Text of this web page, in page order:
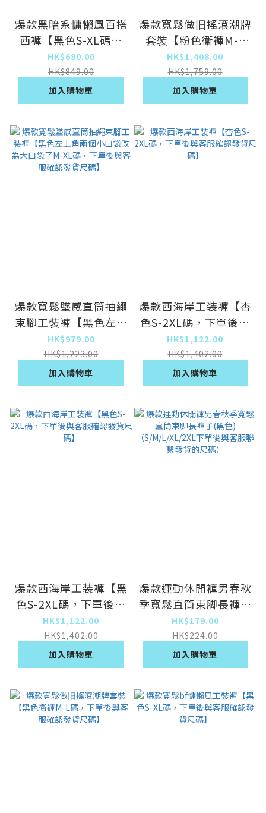
爆款黑暗系慵懶風百搭
西褲【黑色S-XL碼，
下單後與客服確認發貨
尺碼】
HK$680.00
HK$849.00
加入購物車
爆款寬鬆做旧搖滾潮牌
套裝【粉色衛褲M-L
碼，下單後與客服確認
發貨尺碼】
HK$1,408.00
HK$1,759.00
加入購物車
爆款寬鬆墜感直筒抽繩
束腳工裝褲【黑色左上
角兩個小口袋改為大口
袋了M-XL碼，下單後
與客服確認發貨尺碼】
HK$979.00
HK$1,223.00
加入購物車
爆款西海岸工装褲【杏
色S-2XL碼，下單後與
客服確認發貨尺碼】
HK$1,122.00
HK$1,402.00
加入購物車
爆款西海岸工装褲【黑
色S-2XL碼，下單後與
客服確認發貨尺碼】
HK$1,122.00
HK$1,402.00
加入購物車
爆款運動休閒褲男春秋
季寬鬆直筒束脚長褲子
(黑色)
（S/M/L/XL/2XL下單
後與客服聯繫發貨的尺
碼）
HK$179.00
HK$224.00
加入購物車